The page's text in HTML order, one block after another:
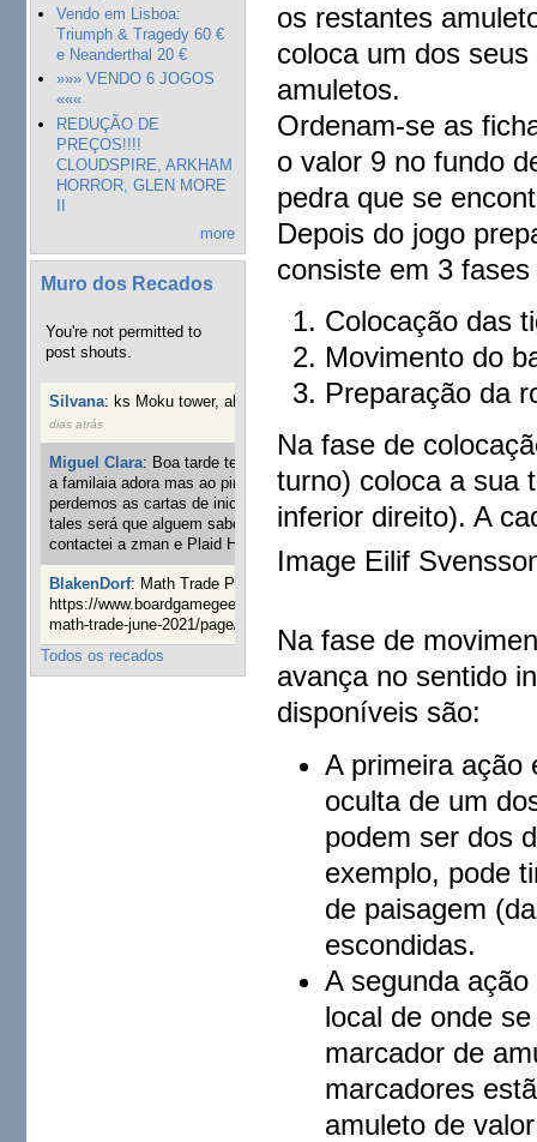
Vendo em Lisboa:
Triumph & Tragedy 60 €
e Neanderthal 20 €
»»» VENDO 6 JOGOS
«««
REDUÇÃO DE
PREÇOS!!!!
CLOUDSPIRE, ARKHAM
HORROR, GLEN MORE
II
more
Muro dos Recados
You're not permitted to
post shouts.
Silvana: ks Moku tower, alguém interessado?
40 semanas 3
dias atrás
Miguel Clara: Boa tarde tenho jogo Mice and mistics que
a familaia adora mas ao pintarmos as miniaturas
perdemos as cartas de iniciaticva da expanção downood
tales será que alguem sabe onde adquirir as cartas já
contactei a zman e Plaid Hat e nada
BlakenDorf: Math Trade Portuguesa a decorrer. Aqui:
https://www.boardgamegeek.com/geeklist/286035/portugal-
math-trade-june-2021/page/1
Todos os recados
os restantes
coloca um dos
amuletos.
Ordenam-se as
o valor 9 no fundo
pedra que se
Depois do jogo
consiste em 3
Colocação das
Movimento do
Preparação da
Na fase de
turno) coloca a sua
inferior direito). A
Image Eilif
Na fase de
avança no sentido
disponíveis são:
A primeira ação
oculta de um
podem ser dos
exemplo, pode
de paisagem
escondidas.
A segunda
local de onde
marcador de
marcadores
amuleto de